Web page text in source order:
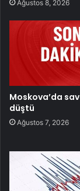
Ağustos 8, 2026
Moskova’da
düştü
Ağustos 7, 2026